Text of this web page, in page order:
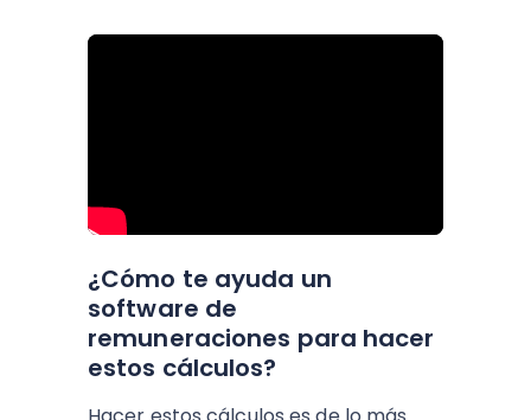
¿Cómo te ayuda un
software de
remuneraciones para hacer
estos cálculos?